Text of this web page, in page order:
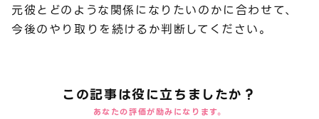
元彼とどのような関係になりたいのかに合わせて、
今後のやり取りを続けるか判断してください。
この記事は役に立ちましたか？
あなたの評価が励みになります。